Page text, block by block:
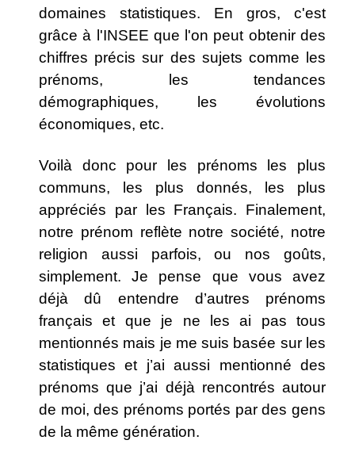
domaines statistiques. En gros, c'est
grâce à l'INSEE que l'on peut obtenir des
chiffres précis sur des sujets comme les
prénoms, les tendances
démographiques, les évolutions
économiques, etc.
Voilà donc pour les prénoms les plus
communs, les plus donnés, les plus
appréciés par les Français. Finalement,
notre prénom reflète notre société, notre
religion aussi parfois, ou nos goûts,
simplement. Je pense que vous avez
déjà dû entendre d’autres prénoms
français et que je ne les ai pas tous
mentionnés mais je me suis basée sur les
statistiques et j’ai aussi mentionné des
prénoms que j’ai déjà rencontrés autour
de moi, des prénoms portés par des gens
de la même génération.